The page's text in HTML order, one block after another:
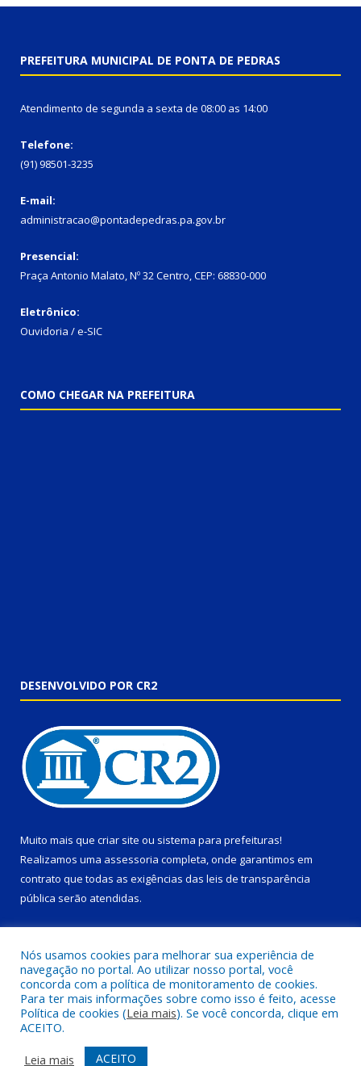
PREFEITURA MUNICIPAL DE PONTA DE PEDRAS
Atendimento de segunda a sexta de 08:00 as 14:00
Telefone:
(91) 98501-3235
E-mail:
administracao@pontadepedras.pa.gov.br
Presencial:
Praça Antonio Malato, Nº 32 Centro, CEP: 68830-000
Eletrônico:
Ouvidoria / e-SIC
COMO CHEGAR NA PREFEITURA
DESENVOLVIDO POR CR2
Muito mais que criar site ou sistema para prefeituras!
Realizamos uma assessoria completa, onde garantimos em
contrato que todas as exigências das leis de transparência
pública serão atendidas.
Todos os direitos reservados a Prefeitura Municipal de Ponta de
Nós usamos cookies para melhorar sua experiência de
navegação no portal. Ao utilizar nosso portal, você
concorda com a política de monitoramento de cookies.
Para ter mais informações sobre como isso é feito, acesse
Política de cookies (Leia mais). Se você concorda, clique em
ACEITO.
Leia mais
ACEITO